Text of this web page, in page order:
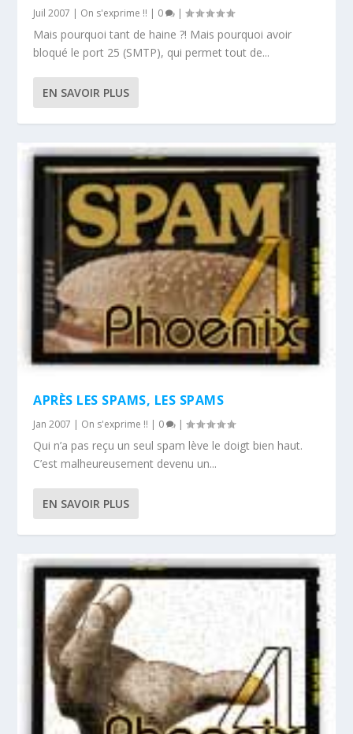
Juil 2007 | On s'exprime !! | 0 |
Mais pourquoi tant de haine ?! Mais pourquoi avoir
bloqué le port 25 (SMTP), qui permet tout de...
EN SAVOIR PLUS
APRÈS LES SPAMS, LES SPAMS
Jan 2007 | On s'exprime !! | 0 |
Qui n’a pas reçu un seul spam lève le doigt bien haut.
C’est malheureusement devenu un...
EN SAVOIR PLUS